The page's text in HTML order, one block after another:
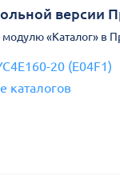
версии
модулю «Каталог» в
20 (E04F1)
каталогов